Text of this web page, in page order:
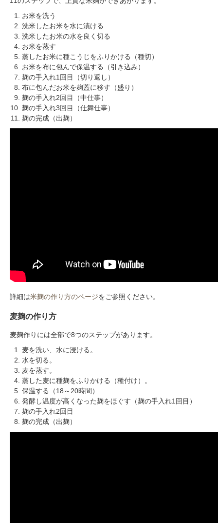
お米を洗う
洗米したお米を水に漬ける
洗米したお米の水を良く切る
お米を蒸す
蒸したお米に種こうじをふりかける（種切）
お米を布に包んで保温する（引き込み）
麹の手入れ1回目（切り返し）
布に包んだお米を麹蓋に移す（盛り）
麹の手入れ2回目（中仕事）
麹の手入れ3回目（仕舞仕事）
麹の完成（出麹）
詳細は米麹の作り方のページをご参照ください。
麦麹の作り方
麦麹作りには全部で8つのステップがあります。
麦を洗い、水に浸ける。
水を切る。
麦を蒸す。
蒸した麦に種麹をふりかける（種付け）。
保温する（18～20時間）
発酵し温度が高くなった麹をほぐす（麹の手入れ1回目）
麹の手入れ2回目
麹の完成（出麹）